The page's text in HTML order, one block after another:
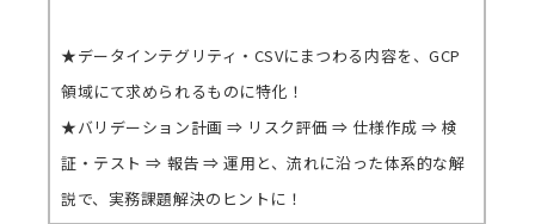
★データインテグリティ・CSVにまつわる内容を、GCP
領域にて求められるものに特化！
★バリデーション計画 ⇒ リスク評価 ⇒ 仕様作成 ⇒ 検
証・テスト ⇒ 報告 ⇒ 運用と、流れに沿った体系的な解
説で、実務課題解決のヒントに！